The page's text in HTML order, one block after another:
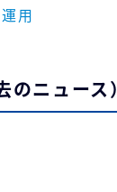
用
ニュース）